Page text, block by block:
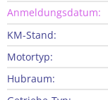
Anmeldungsdatum:
KM-Stand:
Motortyp:
Hubraum: